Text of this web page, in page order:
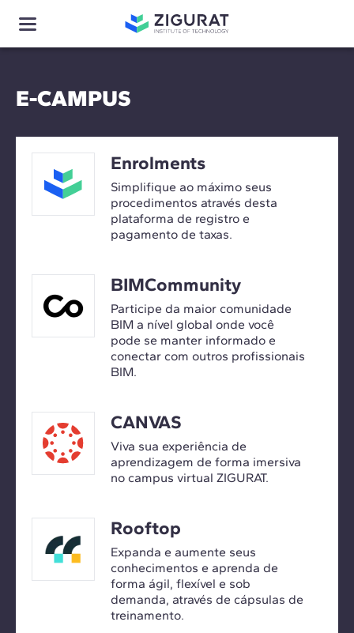
E-CAMPUS
Enrolments
Simplifique ao máximo seus
procedimentos através desta
plataforma de registro e
pagamento de taxas.
BIMCommunity
Participe da maior comunidade
BIM a nível global onde você
pode se manter informado e
conectar com outros profissionais
BIM.
CANVAS
Viva sua experiência de
aprendizagem de forma imersiva
no campus virtual ZIGURAT.
Rooftop
Expanda e aumente seus
conhecimentos e aprenda de
forma ágil, flexível e sob
demanda, através de cápsulas de
treinamento.